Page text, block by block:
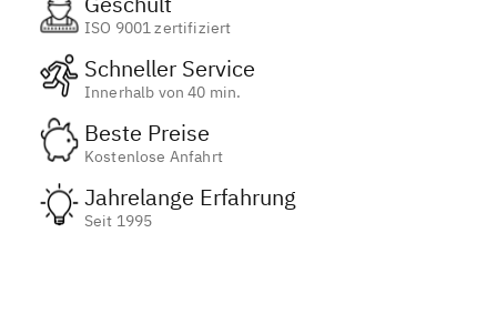
ISO 9001 zertifiziert
Schneller Service
Innerhalb von 40 min.
Beste Preise
Kostenlose Anfahrt
Jahrelange Erfahrung
Seit 1995